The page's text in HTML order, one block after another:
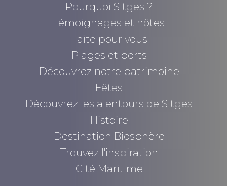
Pourquoi Sitges ?
Témoignages et hôtes
Faite pour vous
Plages et ports
Découvrez notre patrimoine
Fêtes
Découvrez les alentours de Sitges
Histoire
Destination Biosphère
Trouvez l'inspiration
Cité Maritime